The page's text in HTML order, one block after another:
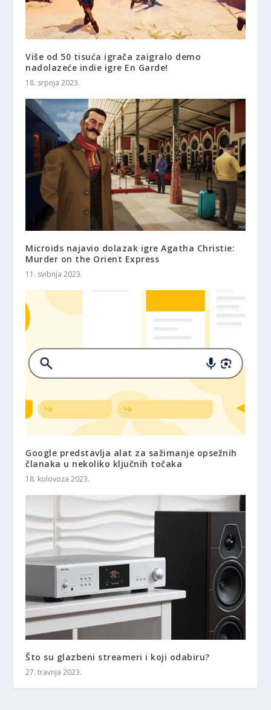
Više od 50 tisuća igrača zaigralo demo
nadolazeće indie igre En Garde!
18. srpnja 2023.
Microids najavio dolazak igre Agatha Christie:
Murder on the Orient Express
11. svibnja 2023.
Google predstavlja alat za sažimanje opsežnih
članaka u nekoliko ključnih točaka
18. kolovoza 2023.
Što su glazbeni streameri i koji odabiru?
27. travnja 2023.